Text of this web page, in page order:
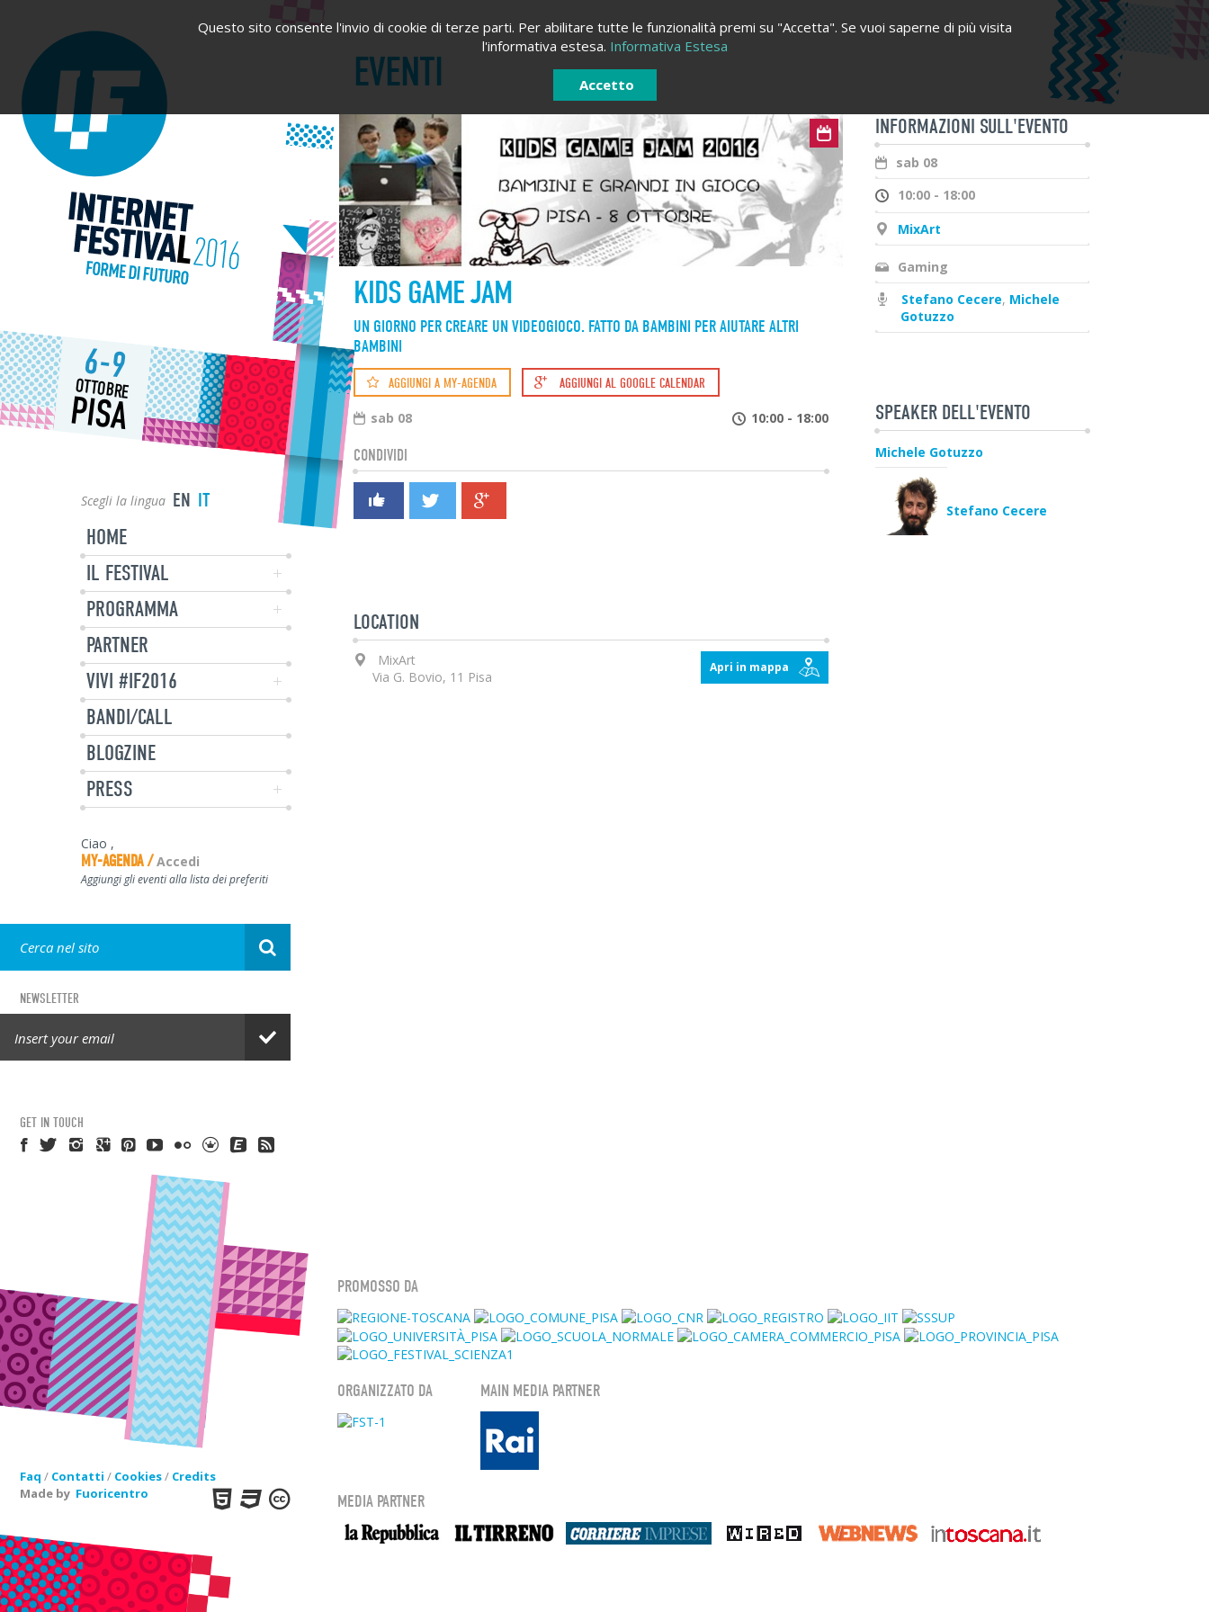
Scegli la lingua IT
EN
HOME
IL FESTIVAL
PROGRAMMA
PARTNER
VIVI #IF2016
BANDI/CALL
BLOGZINE
PRESS
Ciao ,
MY-AGENDA Accedi
Aggiungi gli eventi alla lista dei preferiti
NEWSLETTER
6-9
OTTOBRE
PISA Registrati
EVENTI
KIDS GAME JAM
UN GIORNO PER CREARE UN VIDEOGIOCO. FATTO DA BAMBINI PER AIUTARE ALTRI
BAMBINI
AGGIUNGI A MY-AGENDA AGGIUNGI AL GOOGLE CALENDAR
sab 08 10:00 - 18:00
CONDIVIDI
LOCATION
MixArt
Via G. Bovio, 11 Pisa
Apri in mappa
INFORMAZIONI SULL'EVENTO
sab 08
10:00 - 18:00
MixArt
Gaming
Stefano Cecere, Michele
Gotuzzo
SPEAKER DELL'EVENTO
Michele Gotuzzo
Stefano Cecere
GET IN TOUCH
PROMOSSO DA
ORGANIZZATO DA MAIN MEDIA PARTNER
MEDIA PARTNER
Faq / Contatti / Cookies/ Credits
Made by Fuoricentro
Questo sito consente l'invio di cookie di terze parti. Per abilitare tutte le funzionalità premi su "Accetta". Se vuoi saperne di più visita
l'informativa estesa. Informativa Estesa
Accetto